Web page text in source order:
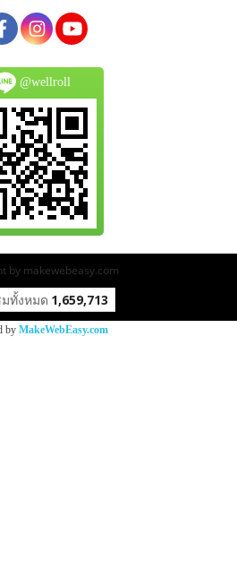
@wellroll
by makewebeasy.com
มวันนี้ 307
by MakeWebEasy.com